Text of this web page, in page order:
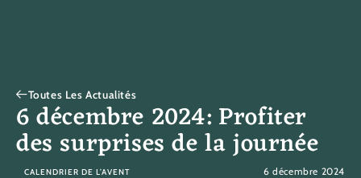
Toutes Les Actualités
6 décembre 2024: Profiter
des surprises de la journée
CALENDRIER DE L’AVENT 6 décembre 2024